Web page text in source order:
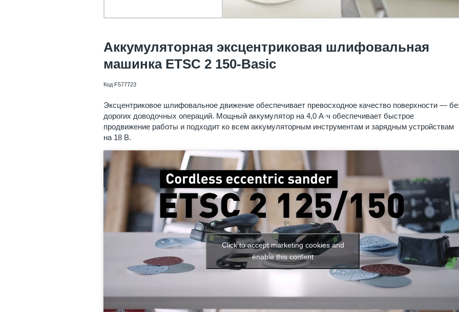
Аккумуляторная эксцентриковая шлифовальная
машинка ETSC 2 150-Basic
Код F577723
Эксцентриковое шлифовальное движение обеспечивает превосходное качество поверхности —
дорогих доводочных операций. Мощный аккумулятор на 4,0 А·ч обеспечивает быстрое
продвижение работы и подходит ко всем аккумуляторным инструментам и зарядным устройствам
на 18 В.
Click to accept marketing cookies and
enable this content